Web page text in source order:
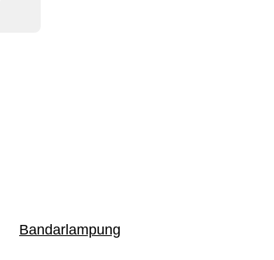
Bandarlampung